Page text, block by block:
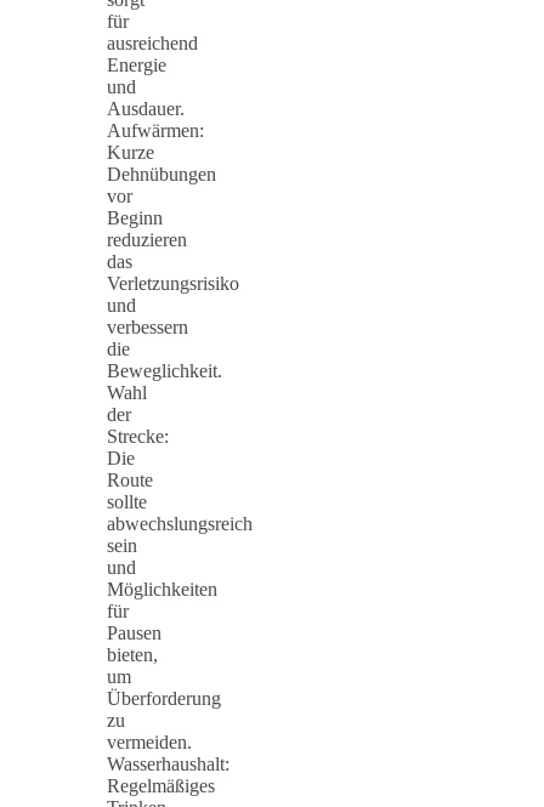
für
ausreichend
Energie
und
Ausdauer.
Aufwärmen:
Kurze
Dehnübungen
vor
Beginn
reduzieren
das
Verletzungsrisiko
und
verbessern
die
Beweglichkeit.
Wahl
der
Strecke:
Die
Route
sollte
abwechslungsreich
sein
und
Möglichkeiten
für
Pausen
bieten,
um
Überforderung
zu
vermeiden.
Wasserhaushalt:
Regelmäßiges